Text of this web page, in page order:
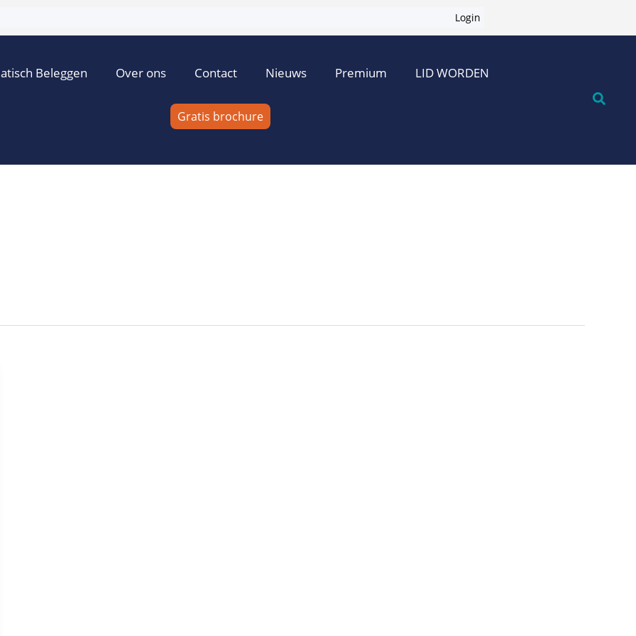
Login
Beleggen Over ons Contact Nieuws Premium LID WORDEN
Gratis brochure